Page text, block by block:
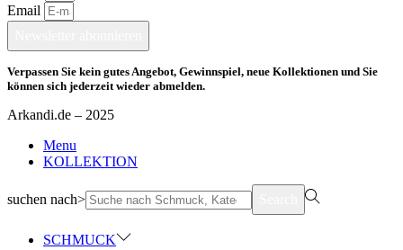
Email
Verpassen Sie kein gutes Angebot, Gewinnspiel, neue Kollektionen und Sie
können sich jederzeit wieder abmelden.
Arkandi.de – 2025
Menu
KOLLEKTION
suchen nach>
SCHMUCK